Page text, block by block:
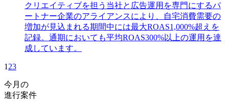
クリエイティブを担う当社と広告運用を専門にするパ
ートナー企業のアライアンスにより、自宅消費需要の
増加が見込まれる期間中には最大ROAS1,000%超えを
記録。通期においても平均ROAS300%以上の運用を達
成しています。
1 23
今月の
進行案件